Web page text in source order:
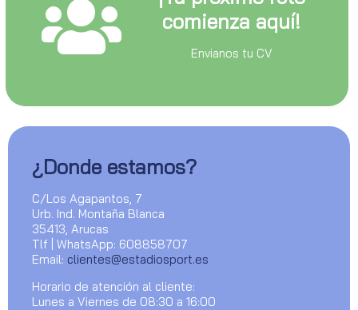
comienza aquí!
Envianos tu CV
¿Donde estamos?
C/Los Agapantos, 7
Urb. Ind. Montaña Blanca
35413, Arucas
Tlf | WhatsApp: 608858707
Email: clientes@estadiosport.es
Horario de atención al cliente:
Lunes a Viernes de 08:30 a 16:00